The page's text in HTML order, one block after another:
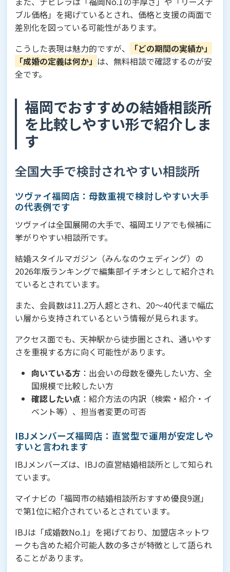
ブル価格」を掲げているとされ、価格と支援の両面で
差別化を図っている可能性があります。
こうした表現は魅力的ですが、
「どの期間の実績か」
「成婚の定義は何か」 は、無料相談で確認するのが安
全です。
福岡でおすすめの結婚相談所
を比較しやすい形で紹介しま
す
全国大手で検討されやすい相談所
ツヴァイ福岡店：母数重視で検討しやすい大手
の代表例です
ツヴァイは全国展開の大手で、福岡エリアでも候補に
挙がりやすい相談所です。
結婚スタイルマガジン（みんなのウェディング）の
2026年版ランキングで編集部イチオシとして紹介され
ているとされています。
また、会員数は11.2万人超とされ、20〜40代まで幅広
い層から支持されているという情報が見られます。
アクセス面でも、天神駅から徒歩圏とされ、通いやす
さを重視する方に向く可能性があります。
向いている方 ：出会いの母数を優先したい方、全
国規模で比較したい方
確認したい点 ：紹介方法の内訳（検索・紹介・イ
ベント等）、担当者変更の可否
IBJメンバーズ福岡店：直営型で運用が安定しや
すいと言われます
IBJメンバーズは、IBJの直営結婚相談所として知られ
ています。
マイナビの「福岡市の結婚相談所おすすめ優良9選」
で第1位に紹介されているとされています。
IBJは「成婚数No.1」を掲げており、加盟店ネットワ
ークも含めた紹介可能人数の多さが特徴として語られ
ることがあります。